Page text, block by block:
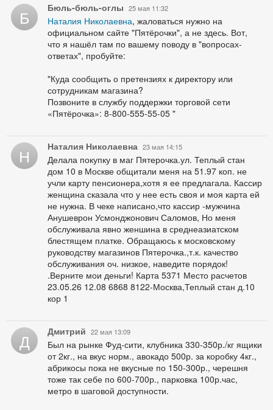
Б Бюль-бюль-оглы 25 мая 11:32
Наталия Николаевна, жаловаться нужно на
официальном сайте "Пятёрочки", а не здесь. Вот,
что я нашёл там по вашему поводу в "вопросах-
ответах", пробуйте:
"Куда сообщить о претензиях к директору или
сотрудникам магазина?
Позвоните в службу поддержки торговой сети
«Пятёрочка»: 8-800-555-55-05 "
Н Наталия Николаевна 23 мая 14:15
Делала покупку в маг Пятерочка.ул. Теплый стан
дом 10 в Москве общитали меня на 51.97 коп. не
учли карту пенсионера,хотя я ее предлагала. Кассир
женщина сказала что у нее есть своя и моя карта ей
не нужна. В чеке написано,что кассир -мужчина
Анушеврон Усмонджонович Саломов, Но меня
обслуживала явно женшина в среднеазиатском
блестящем платке. Обращаюсь к московскому
руководству магазинов Пятерочка.,т.к. качество
обслуживания оч. низкое, наведите порядок!
.Верните мои деньги! Карта 5371 Место расчетов
23.05.26 12.08 6868 8122-Москва,Теплый стан д.10
кор 1
Д Дмитрий 22 мая 13:09
Был на рынке Фуд-сити, клубника 330-350р./кг ящики
от 2кг., на вкус норм., авокадо 500р. за коробку 4кг.,
абрикосы пока не вкусные по 150-300р., черешня
тоже так себе по 600-700р., парковка 100р.час,
метро в шаговой доступности.